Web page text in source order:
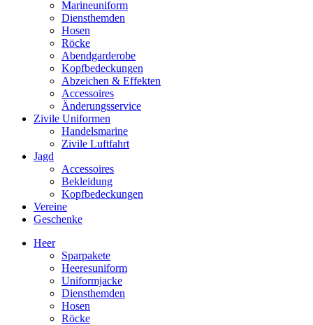
Marineuniform
Diensthemden
Hosen
Röcke
Abendgarderobe
Kopfbedeckungen
Abzeichen & Effekten
Accessoires
Änderungsservice
Zivile Uniformen
Handelsmarine
Zivile Luftfahrt
Jagd
Accessoires
Bekleidung
Kopfbedeckungen
Vereine
Geschenke
Heer
Sparpakete
Heeresuniform
Uniformjacke
Diensthemden
Hosen
Röcke